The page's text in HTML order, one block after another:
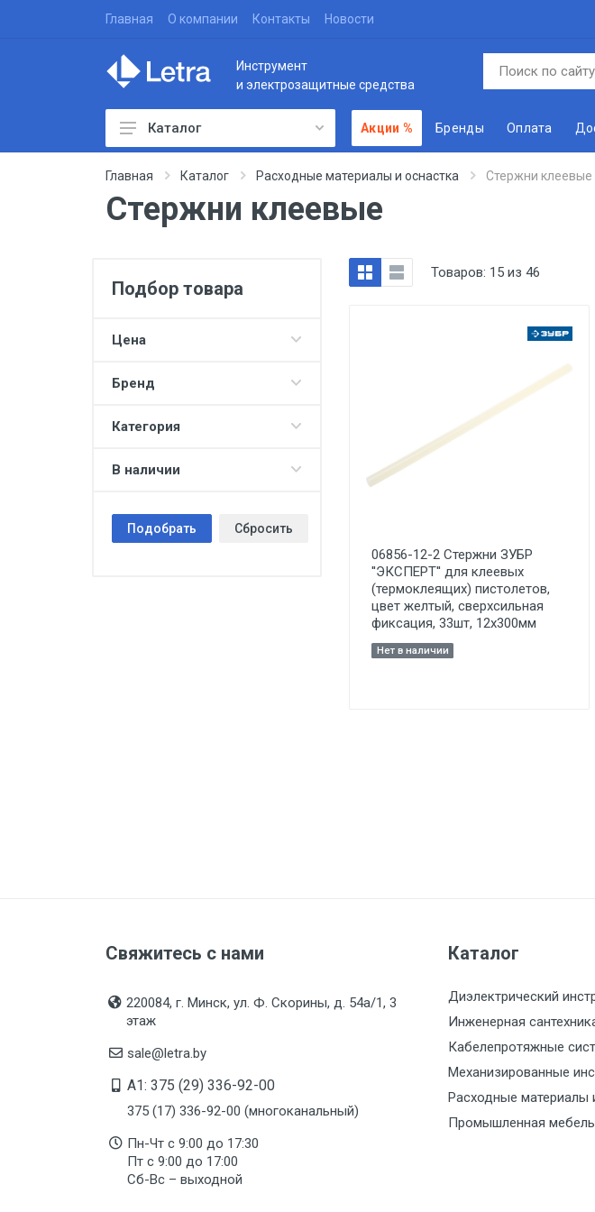
Главная О компании Контакты Новости
Инструмент
и электрозащитные средства
Каталог Акции % Бренды Оплата
Главная Каталог Расходные материалы и оснастка Стержни клеевые
Стержни клеевые
Подбор товара
Цена
Бренд
Категория
В наличии
Подобрать Сбросить
Товаров: 15 из 46
06856-12-2 Стержни ЗУБР
''ЭКСПЕРТ'' для клеевых
(термоклеящих) пистолетов,
цвет желтый, сверхсильная
фиксация, 33шт, 12х300мм
Нет в наличии
Свяжитесь с нами
220084, г. Минск, ул. Ф. Скорины, д. 54а/1, 3
этаж
sale@letra.by
A1: 375 (29) 336-92-00
375 (17) 336-92-00 (многоканальный)
Пн-Чт с 9:00 до 17:30
Пт с 9:00 до 17:00
Сб-Вс – выходной
Каталог
Диэлектрический
Инженерная
Кабелепротяжные
Механизированные
Расходные материалы
Промышленная мебель